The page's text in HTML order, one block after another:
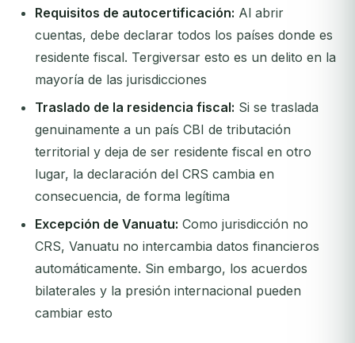
Requisitos de autocertificación: Al abrir
cuentas, debe declarar todos los países donde es
residente fiscal. Tergiversar esto es un delito en la
mayoría de las jurisdicciones
Traslado de la residencia fiscal: Si se traslada
genuinamente a un país CBI de tributación
territorial y deja de ser residente fiscal en otro
lugar, la declaración del CRS cambia en
consecuencia, de forma legítima
Excepción de Vanuatu: Como jurisdicción no
CRS, Vanuatu no intercambia datos financieros
automáticamente. Sin embargo, los acuerdos
bilaterales y la presión internacional pueden
cambiar esto